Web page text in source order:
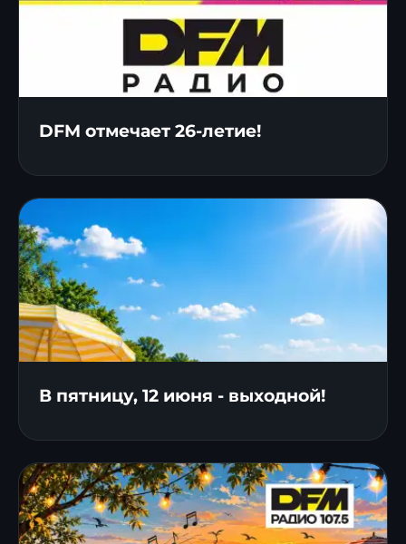
DFM отмечает 26-летие!
В пятницу, 12 июня - выходной!